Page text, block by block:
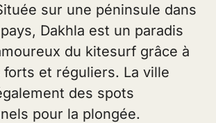
sur une péninsule dans
Dakhla est un paradis
du kitesurf grâce à
forts et réguliers. La ville
des spots
pour la plongée.